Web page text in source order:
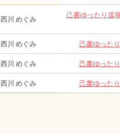
西川 めぐみ
己書ゆったり道
西川 めぐみ 己書ゆった
西川 めぐみ 己書ゆった
西川 めぐみ 己書ゆった